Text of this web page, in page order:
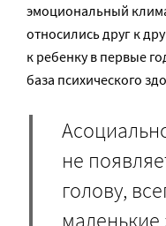
эмоциональный
относились друг к
к ребенку в первые
база психического
не
голову,